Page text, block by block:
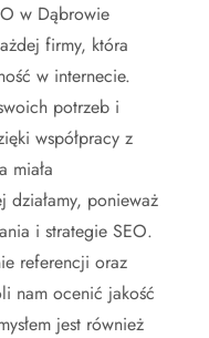
w Dąbrowie
firmy, która
w internecie.
potrzeb i
współpracy z
miała
ponieważ
i strategie SEO.
referencji oraz
nam ocenić jakość
jest również